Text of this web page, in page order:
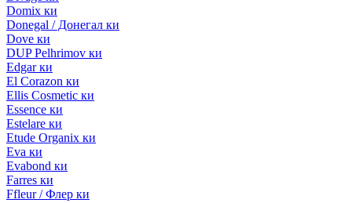
Domix ки
Donegal / Донегал ки
Dove ки
DUP Pelhrimov ки
Edgar ки
El Corazon ки
Ellis Cosmetic ки
Essence ки
Estelare ки
Etude Organix ки
Eva ки
Evabond ки
Farres ки
Ffleur / Флер ки